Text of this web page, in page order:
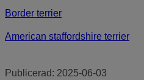
Border terrier
American staffordshire terrier
Publicerad: 2025-06-03